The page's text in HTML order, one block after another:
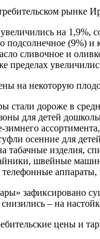
рынке
на 1,9%,
подсолнечное (9%)
сливочное и
пределах
на некоторую
стали дороже в
для детей
зимнего
осенние для
табачные изделия,
швейные
зафиксировано
– на
цены и